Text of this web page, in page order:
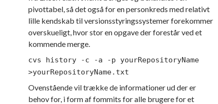
pivottabel, så det også for en personkreds med relativt
lille kendskab til versionsstyringssystemer forekommer
overskueligt, hvor stor en opgave der forestår ved et
kommende merge.
cvs history -c -a -p yourRepositoryName
>yourRepositoryName.txt
Ovenstående vil trække de informationer ud der er
behov for, i form af fommits for alle brugere for et